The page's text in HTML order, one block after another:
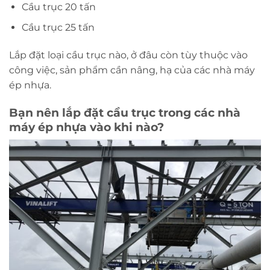
Cầu trục 20 tấn
Cầu trục 25 tấn
Lắp đặt loại cầu trục nào, ở đâu còn tùy thuộc vào
công việc, sản phẩm cần nâng, hạ của các nhà máy
ép nhựa.
Bạn nên lắp đặt cầu trục trong các nhà
máy ép nhựa vào khi nào?